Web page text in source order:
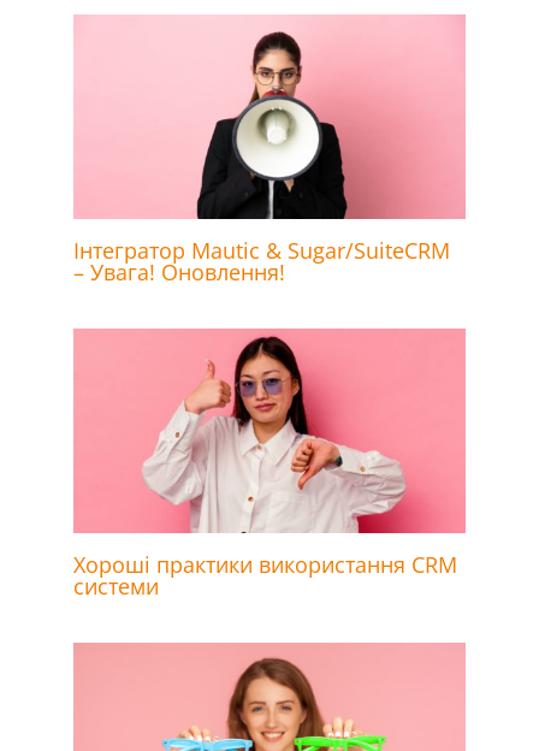
Інтегратор Mautic & Sugar/SuiteCRM
– Увага! Оновлення!
Хороші практики використання CRM
системи